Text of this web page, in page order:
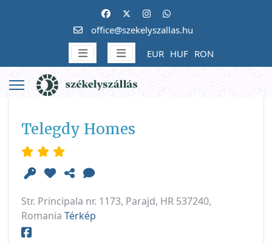
office@szekelyszallas.hu
EUR HUF RON
Telegdy Homes
Str. Principala nr. 1173, Parajd, HR 537240,
Romania Térkép